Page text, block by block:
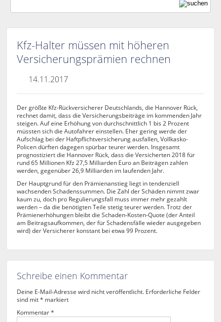
Kfz-Halter müssen mit höheren
Versicherungsprämien rechnen
14.11.2017
Der größte Kfz-Rückversicherer Deutschlands, die Hannover Rück,
rechnet damit, dass die Versicherungsbeiträge im kommenden Jahr
steigen. Auf eine Erhöhung von durchschnittlich 1 bis 2 Prozent
müssten sich die Autofahrer einstellen. Eher gering werde der
Aufschlag bei der Haftpflichtversicherung ausfallen, Vollkasko-
Policen dürften dagegen spürbar teurer werden. Insgesamt
prognostiziert die Hannover Rück, dass die Versicherten 2018 für
rund 65 Millionen Kfz 27,5 Milliarden Euro an Beiträgen zahlen
werden, gegenüber 26,9 Milliarden im laufenden Jahr.
Der Hauptgrund für den Prämienanstieg liegt in tendenziell
wachsenden Schadenssummen. Die Zahl der Schäden nimmt zwar
kaum zu, doch pro Regulierungsfall muss immer mehr gezahlt
werden – da die benötigten Teile stetig teurer werden. Trotz der
Prämienerhöhungen bleibt die Schaden-Kosten-Quote (der Anteil
am Beitragsaufkommen, der für Schadensfälle wieder ausgegeben
wird) der Versicherer konstant bei etwa 99 Prozent.
Schreibe einen Kommentar
Deine E-Mail-Adresse wird nicht veröffentlicht. Erforderliche Felder
sind mit* markiert
Kommentar*